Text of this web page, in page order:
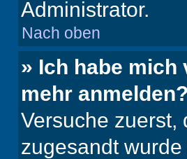
Administrator.
Nach oben
» Ich habe
mehr
Versuche zuerst,
zugesandt